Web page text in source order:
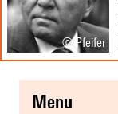
© Pfeifer
menu